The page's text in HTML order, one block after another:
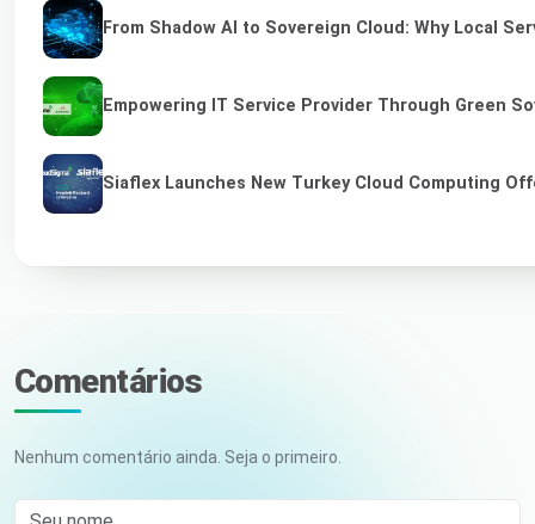
From Shadow AI to Sovereign Cloud: Why Local
Empowering IT Service Provider Through Green
Siaflex Launches New Turkey Cloud Computing
Comentários
Nenhum comentário ainda. Seja o primeiro.
Seu nome